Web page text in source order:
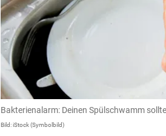
Bakterienalarm: Deinen Spülschwamm
Bild: iStock (Symbolbild)